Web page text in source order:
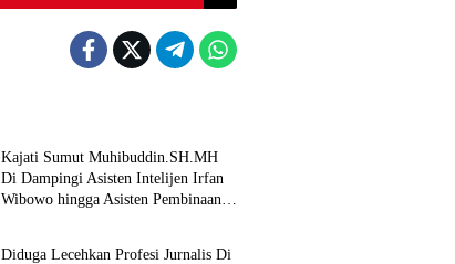
Kajati Sumut Muhibuddin.SH.MH
Di Dampingi Asisten Intelijen Irfan
Wibowo hingga Asisten Pembinaan
Diduga Lecehkan Profesi Jurnalis Di